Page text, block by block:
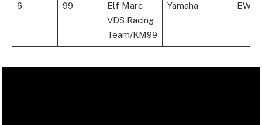
6 99
Elf Marc
VDS Racing
Team/KM99
Yamaha EWC